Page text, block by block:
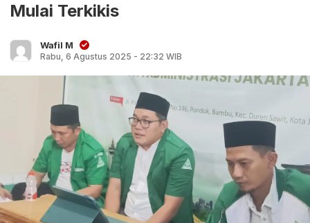
Mulai Terkikis
Wafil M
Rabu, 6 Agustus 2025 - 22:32 WIB